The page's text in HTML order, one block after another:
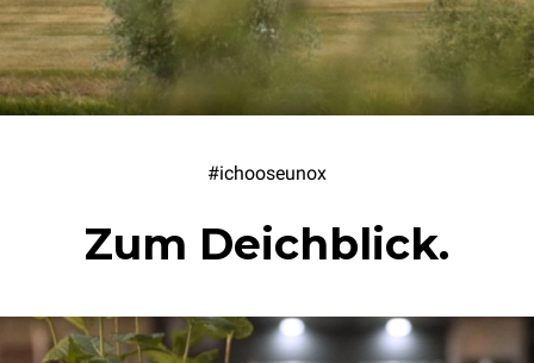
#ichooseunox
Zum Deichblick.